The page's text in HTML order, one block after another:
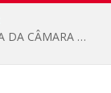
VEREADORA KEILA ASSUME A PRESIDÊNCIA DA CÂMARA MUNICIPAL.